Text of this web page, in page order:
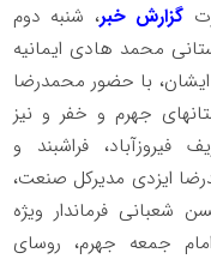
گزارش خبر، شنبه دوم
محمد هادی ایمانیه
با حضور محمدرضا
جهرم و خفر و نیز
فراشبند و
ایزدی مدیرکل صنعت،
فرماندار ویژه
جمعه جهرم، روسای